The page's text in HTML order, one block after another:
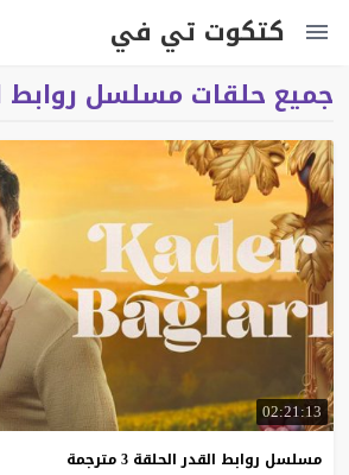
كتكوت تي في
جميع حلقات مسلسل روابط
02:21:13
مسلسل روابط القدر الحلقة 3 مترجمة